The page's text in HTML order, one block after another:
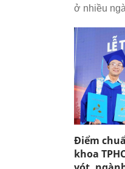
ở nhiều
Điểm
khoa